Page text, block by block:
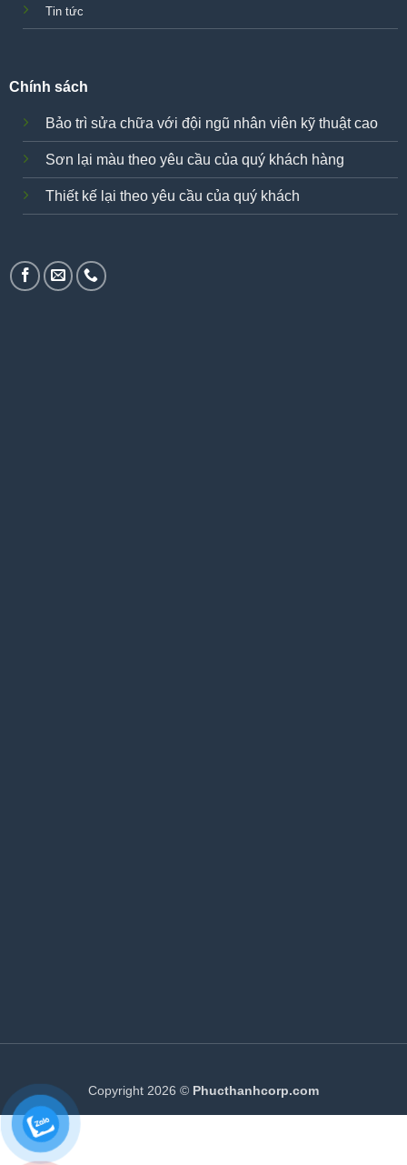
Tin tức
Chính sách
Bảo trì sửa chữa với đội ngũ nhân viên kỹ thuật cao
Sơn lại màu theo yêu cầu của quý khách hàng
Thiết kế lại theo yêu cầu của quý khách
Copyright 2026 © Phucthanhcorp.com